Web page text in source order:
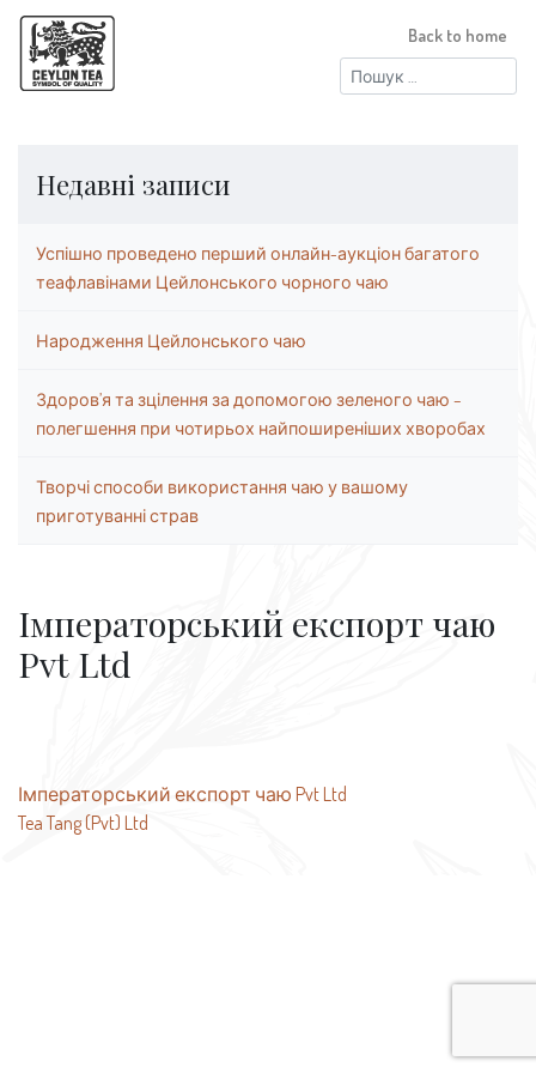
Пошук:
Back to home
Недавні записи
Успішно проведено перший онлайн-аукціон багатого
теафлавінами Цейлонського чорного чаю
Народження Цейлонського чаю
Здоров’я та зцілення за допомогою зеленого чаю –
полегшення при чотирьох найпоширеніших хворобах
Творчі способи використання чаю у вашому
приготуванні страв
Імператорський експорт чаю
Pvt Ltd
Навігація
записів
Імператорський експорт чаю Pvt Ltd
Tea Tang (Pvt) Ltd